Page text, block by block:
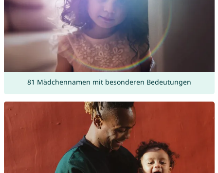
81 Mädchennamen mit besonderen Bedeutungen